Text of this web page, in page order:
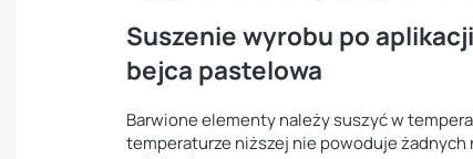
Suszenie wyrobu po
bejca pastelowa
Barwione elementy należy suszyć w
temperaturze niższej nie powoduje